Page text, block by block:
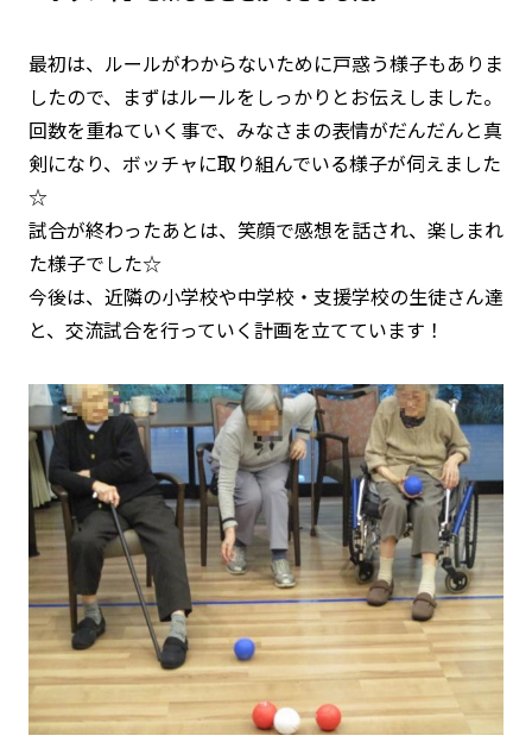
最初は、ルールがわからないために戸惑う様子もありま
したので、まずはルールをしっかりとお伝えしました。
回数を重ねていく事で、みなさまの表情がだんだんと真
剣になり、ボッチャに取り組んでいる様子が伺えました
☆
試合が終わったあとは、笑顔で感想を話され、楽しまれ
た様子でした☆
今後は、近隣の小学校や中学校・支援学校の生徒さん達
と、交流試合を行っていく計画を立てています！